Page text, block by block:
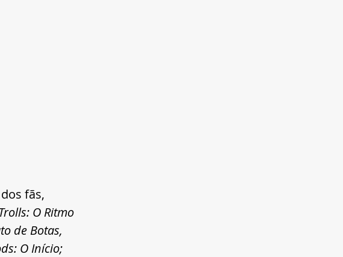
fãs,
O Ritmo
de Botas,
O Início;